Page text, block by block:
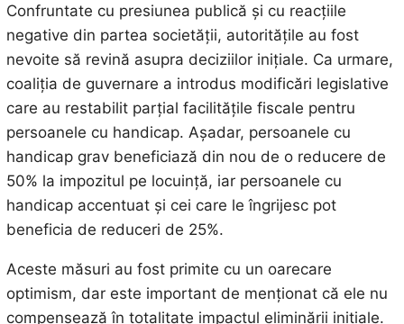
Confruntate cu presiunea publică și cu reacțiile
negative din partea societății, autoritățile au fost
nevoite să revină asupra deciziilor inițiale. Ca urmare,
coaliția de guvernare a introdus modificări legislative
care au restabilit parțial facilitățile fiscale pentru
persoanele cu handicap. Așadar, persoanele cu
handicap grav beneficiază din nou de o reducere de
50% la impozitul pe locuință, iar persoanele cu
handicap accentuat și cei care le îngrijesc pot
beneficia de reduceri de 25%.
Aceste măsuri au fost primite cu un oarecare
optimism, dar este important de menționat că ele nu
compensează în totalitate impactul eliminării inițiale.